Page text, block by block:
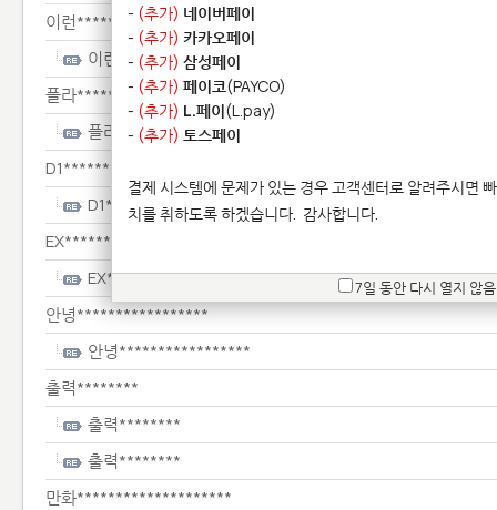
이런**************************
이런**************************
플라****************************
플라****************************
D1**********************
D1**********************
EX************************
EX************************
안녕*****************
안녕*****************
출력********
출력********
출력********
만화********************
- (추가) 네이버페이
- (추가) 카카오페이
- (추가) 삼성페이
- (추가) 페이코(PAYCO)
- (추가) L.페이(L.pay)
- (추가) 토스페이
결제 시스템에 문제가 있는 경우 고객센터로 알려주시면
치를 취하도록 하겠습니다. 감사합니다.
7일 동안 다시 열지 않음